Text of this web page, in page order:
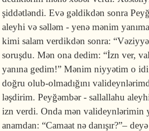
şiddətləndi. Evə gəldikdən sonra
aleyhi və səlləm - yenə mənim
kimi salam verdikdən sonra:
soruşdu. Mən ona dedim: “İzn ver,
yanına gedim!” Mənim niyyətim o
doğru olub-ol­ma­dı­ğı­nı
ləş­dirim. Peyğəmbər - sallallahu
izn verdi. On­da mən valideynləri­min
anamdan: “Camaat nə da­nı­şır?”–